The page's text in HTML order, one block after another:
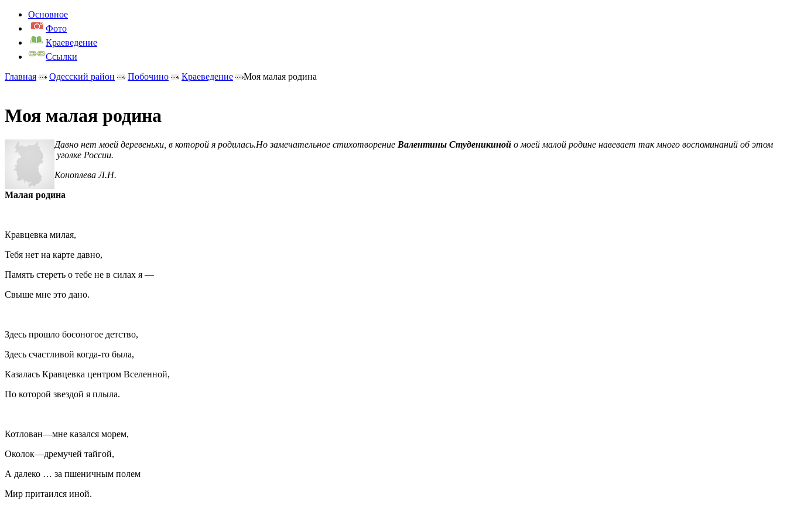
Основное
Фото
Краеведение
Ссылки
Главная
Одесский район Побочино Краеведение Моя малая родина
Моя малая родина
Давно нет моей деревеньки, в которой я родилась.Но замечательное стихотворение Валентины Студеникиной о моей малой родине навевает так много воспоминаний об этом
уголке России.
Коноплева Л.Н.
Малая родина
Кравцевка милая,
Тебя нет на карте давно,
Память стереть о тебе не в силах я —
Свыше мне это дано.
Здесь прошло босоногое детство,
Здесь счастливой когда-то была,
Казалась Кравцевка центром Вселенной,
По которой звездой я плыла.
Котлован—мне казался морем,
Околок—дремучей тайгой,
А далеко … за пшеничным полем
Мир притаился иной.